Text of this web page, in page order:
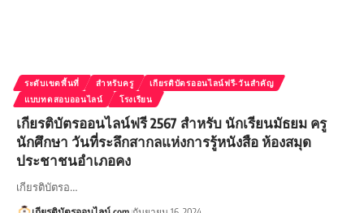
ระดับเขตพื้นที่ สำหรับครู
เกียรติบัตรออนไลน์ฟรี-วันสำคัญ
แบบทดสอบออนไลน์
โรงเรียน
เกียรติบัตรออนไลน์ฟรี 2567 สำหรับ นักเรียนมัธยม ครู
นักศึกษา วันที่ระลึกสากลแห่งการรู้หนังสือ ห้องสมุด
ประชาชนอำเภอคง
เกียรติบัตรอ…